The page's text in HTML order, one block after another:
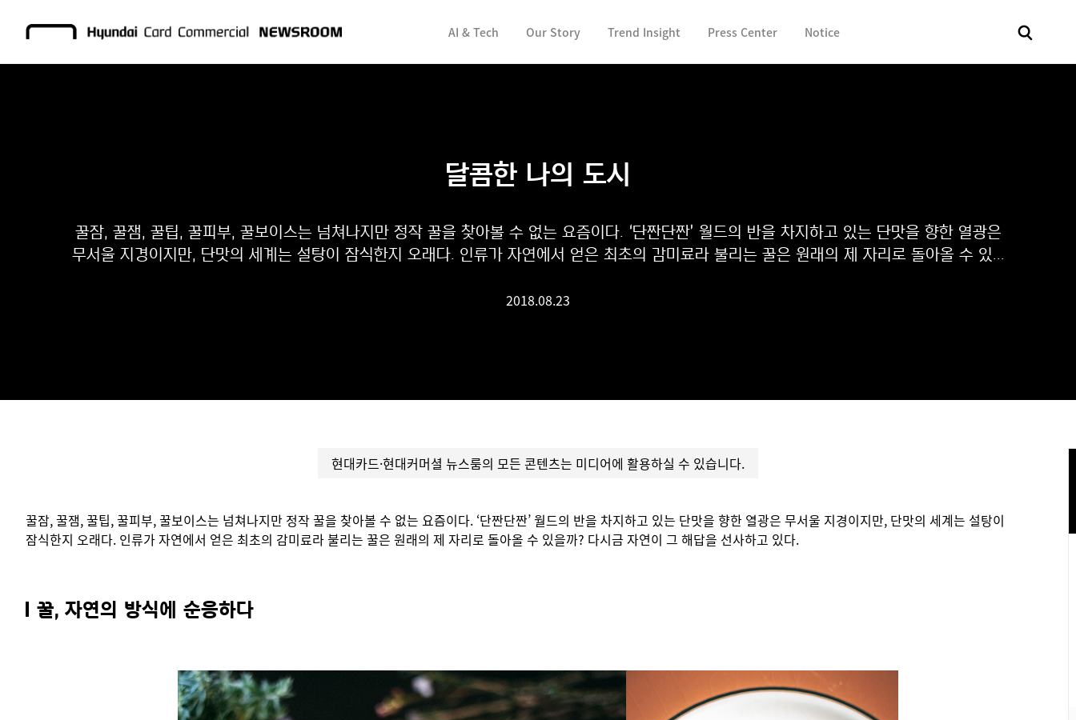
AI & Tech Our Story Trend Insight Press Center Notice
달콤한 나의 도시
꿀잠, 꿀잼, 꿀팁, 꿀피부, 꿀보이스는 넘쳐나지만 정작 꿀을 찾아볼 수 없는 요즘이다. ‘단짠단짠’ 월드의 반을 차지하고 있는 단맛을 향한 열광은
무서울 지경이지만, 단맛의 세계는 설탕이 잠식한지 오래다. 인류가 자연에서 얻은 최초의 감미료라 불리는 꿀은 원래의 제 자리로 돌아올 수 있...
2018.08.23
현대카드·현대커머셜 뉴스룸의 모든 콘텐츠는 미디어에 활용하실 수 있습니다.
꿀잠, 꿀잼, 꿀팁, 꿀피부, 꿀보이스는 넘쳐나지만 정작 꿀을 찾아볼 수 없는 요즘이다. ‘단짠단짠’ 월드의 반을 차지하고 있는 단맛을 향한 열광은 무서울 지경이지만, 단맛의 세계는 설탕이
잠식한지 오래다. 인류가 자연에서 얻은 최초의 감미료라 불리는 꿀은 원래의 제 자리로 돌아올 수 있을까? 다시금 자연이 그 해답을 선사하고 있다.
꿀, 자연의 방식에 순응하다